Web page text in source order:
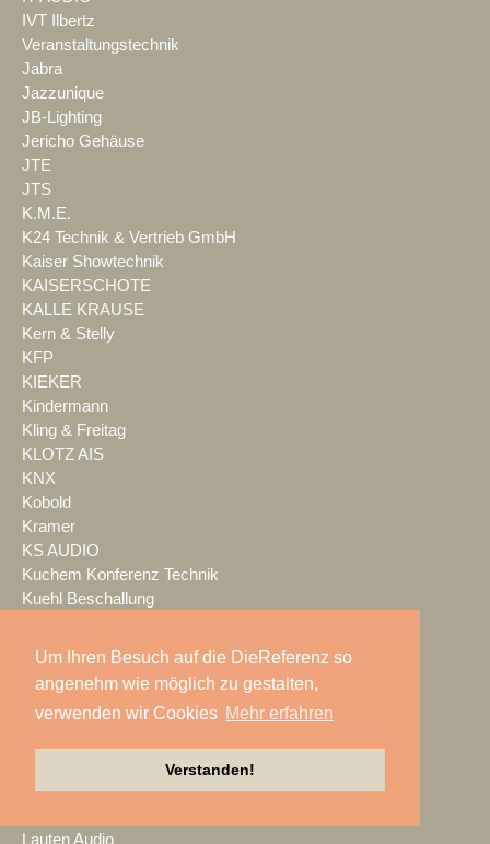
Um Ihren Besuch auf die DieReferenz so
angenehm wie möglich zu gestalten,
verwenden wir Cookies Mehr erfahren
Verstanden!
IVT Ilbertz
Veranstaltungstechnik
Jabra
Jazzunique
JB-Lighting
Jericho Gehäuse
JTE
JTS
K.M.E.
K24 Technik & Vertrieb GmbH
Kaiser Showtechnik
KAISERSCHOTE
KALLE KRAUSE
Kern & Stelly
KFP
KIEKER
Kindermann
Kling & Freitag
KLOTZ AIS
KNX
Kobold
Kramer
KS AUDIO
Kuchem Konferenz Technik
Kuehl Beschallung
Kwick Lights
Laauser & Vohl
Lambda Labs
Laser Imagineering
Lauten Audio